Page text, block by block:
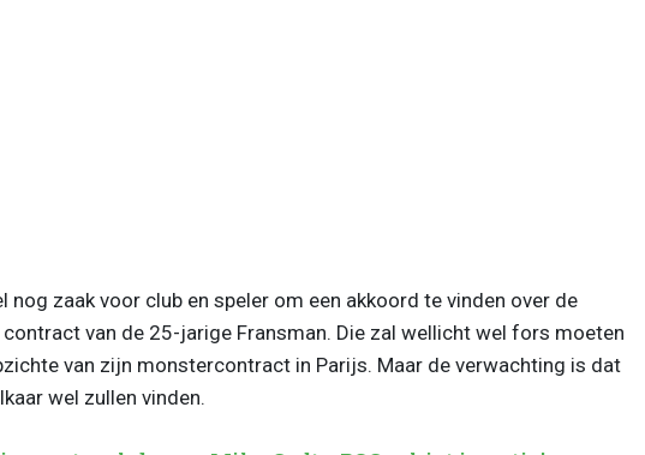
nog zaak voor club en speler om een akkoord te vinden over de
van de 25-jarige Fransman. Die zal wellicht wel fors moeten
van zijn monstercontract in Parijs. Maar de verwachting is dat
wel zullen vinden.